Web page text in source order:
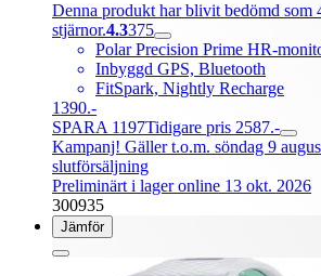
Denna produkt har blivit bedömd som
stjärnor.4.3375
Polar Precision Prime HR-
Inbyggd GPS, Bluetooth
FitSpark, Nightly Recharge
1390.-
SPARA 1197Tidigare pris 2587.-
Kampanj! Gäller t.o.m. söndag 9
slutförsäljning
Preliminärt i lager online 13 okt. 2026
300935
Jämför